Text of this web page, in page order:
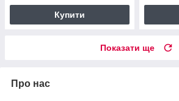
Купити
Показати ще
Про нас